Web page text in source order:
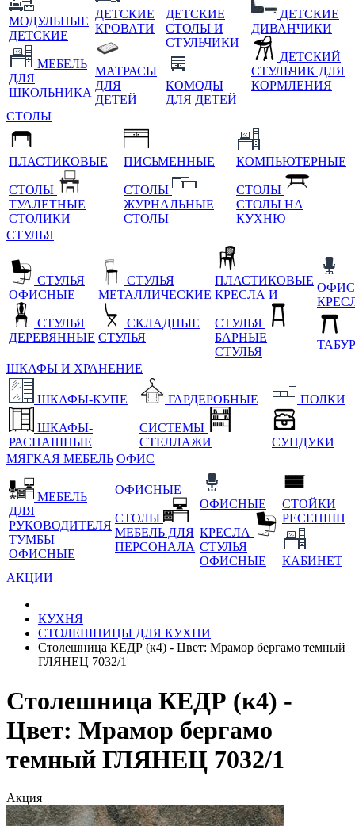
МОДУЛЬНЫЕ
ДЕТСКИЕ
МЕБЕЛЬ
ДЛЯ
ШКОЛЬНИКА
ДЕТСКИЕ
КРОВАТИ
МАТРАСЫ
ДЛЯ
ДЕТЕЙ
ДЕТСКИЕ
СТОЛЫ И
СТУЛЬЧИКИ
КОМОДЫ
ДЛЯ ДЕТЕЙ
ДЕТСКИЕ
ДИВАНЧИКИ
ДЕТСКИЙ
СТУЛЬЧИК ДЛЯ
КОРМЛЕНИЯ
СТОЛЫ
ПЛАСТИКОВЫЕ
СТОЛЫ
ТУАЛЕТНЫЕ
СТОЛИКИ
ПИСЬМЕННЫЕ
СТОЛЫ
ЖУРНАЛЬНЫЕ
СТОЛЫ
КОМПЬЮТЕРНЫЕ
СТОЛЫ
СТОЛЫ НА
КУХНЮ
СТУЛЬЯ
СТУЛЬЯ
ОФИСНЫЕ
СТУЛЬЯ
ДЕРЕВЯННЫЕ
СТУЛЬЯ
МЕТАЛЛИЧЕСКИЕ
СКЛАДНЫЕ
СТУЛЬЯ
ПЛАСТИКОВЫЕ
КРЕСЛА И
СТУЛЬЯ
БАРНЫЕ
СТУЛЬЯ
ШКАФЫ И ХРАНЕНИЕ
ШКАФЫ-КУПЕ
ШКАФЫ-
РАСПАШНЫЕ
ГАРДЕРОБНЫЕ
СИСТЕМЫ
СТЕЛЛАЖИ
ПОЛКИ
СУНДУКИ
МЯГКАЯ МЕБЕЛЬ ОФИС
МЕБЕЛЬ
ДЛЯ
РУКОВОДИТЕЛЯ
ТУМБЫ
ОФИСНЫЕ
ОФИСНЫЕ
СТОЛЫ
МЕБЕЛЬ ДЛЯ
ПЕРСОНАЛА
ОФИСНЫЕ
КРЕСЛА
СТУЛЬЯ
ОФИСНЫЕ
СТОЙКИ
РЕСЕПШН
КАБИНЕТ
АКЦИИ
КУХНЯ
СТОЛЕШНИЦЫ ДЛЯ КУХНИ
Столешница КЕДР (к4) - Цвет: Мрамор бергамо темный
ГЛЯНЕЦ 7032/1
Столешница КЕДР (к4) -
Цвет: Мрамор бергамо
темный ГЛЯНЕЦ 7032/1
Акция